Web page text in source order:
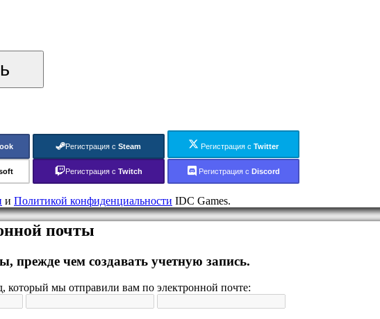
Регистрация с Steam Регистрация с Twitter
Регистрация с Twitch Регистрация с Discord
и Политикой конфиденциальности IDC Games.
почты
прежде чем создавать учетную запись.
который мы отправили вам по электронной почте: